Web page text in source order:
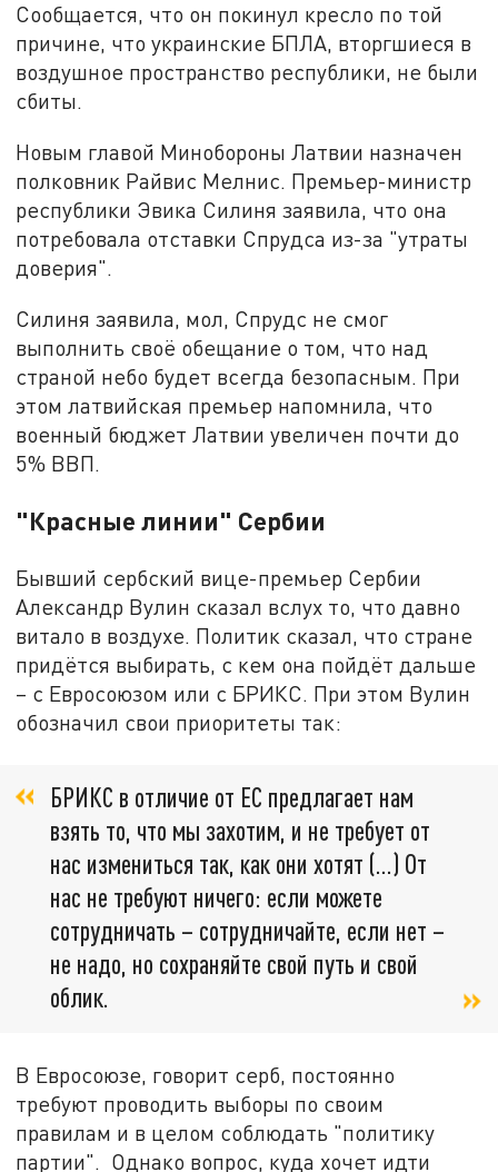
Сообщается, что он покинул кресло по той
причине, что украинские БПЛА, вторгшиеся в
воздушное пространство республики, не были
сбиты.
Новым главой Минобороны Латвии назначен
полковник Райвис Мелнис. Премьер-министр
республики Эвика Силиня заявила, что она
потребовала отставки Спрудса из-за "утраты
доверия".
Силиня заявила, мол, Спрудс не смог
выполнить своё обещание о том, что над
страной небо будет всегда безопасным. При
этом латвийская премьер напомнила, что
военный бюджет Латвии увеличен почти до
5% ВВП.
"Красные линии" Сербии
Бывший сербский вице-премьер Сербии
Александр Вулин сказал вслух то, что давно
витало в воздухе. Политик сказал, что стране
придётся выбирать, с кем она пойдёт дальше
– с Евросоюзом или с БРИКС. При этом Вулин
обозначил свои приоритеты так:
БРИКС в отличие от ЕС предлагает нам
взять то, что мы захотим, и не требует от
нас измениться так, как они хотят (…) От
нас не требуют ничего: если можете
сотрудничать – сотрудничайте, если нет –
не надо, но сохраняйте свой путь и свой
облик.
В Евросоюзе, говорит серб, постоянно
требуют проводить выборы по своим
правилам и в целом соблюдать "политику
партии". Однако вопрос, куда хочет идти